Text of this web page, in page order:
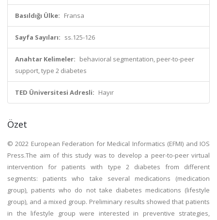
Basıldığı Ülke: Fransa
Sayfa Sayıları: ss.125-126
Anahtar Kelimeler: behavioral segmentation, peer-to-peer
support, type 2 diabetes
TED Üniversitesi Adresli: Hayır
Özet
© 2022 European Federation for Medical Informatics (EFMI) and IOS
Press.The aim of this study was to develop a peer-to-peer virtual
intervention for patients with type 2 diabetes from different
segments: patients who take several medications (medication
group), patients who do not take diabetes medications (lifestyle
group), and a mixed group. Preliminary results showed that patients
in the lifestyle group were interested in preventive strategies,